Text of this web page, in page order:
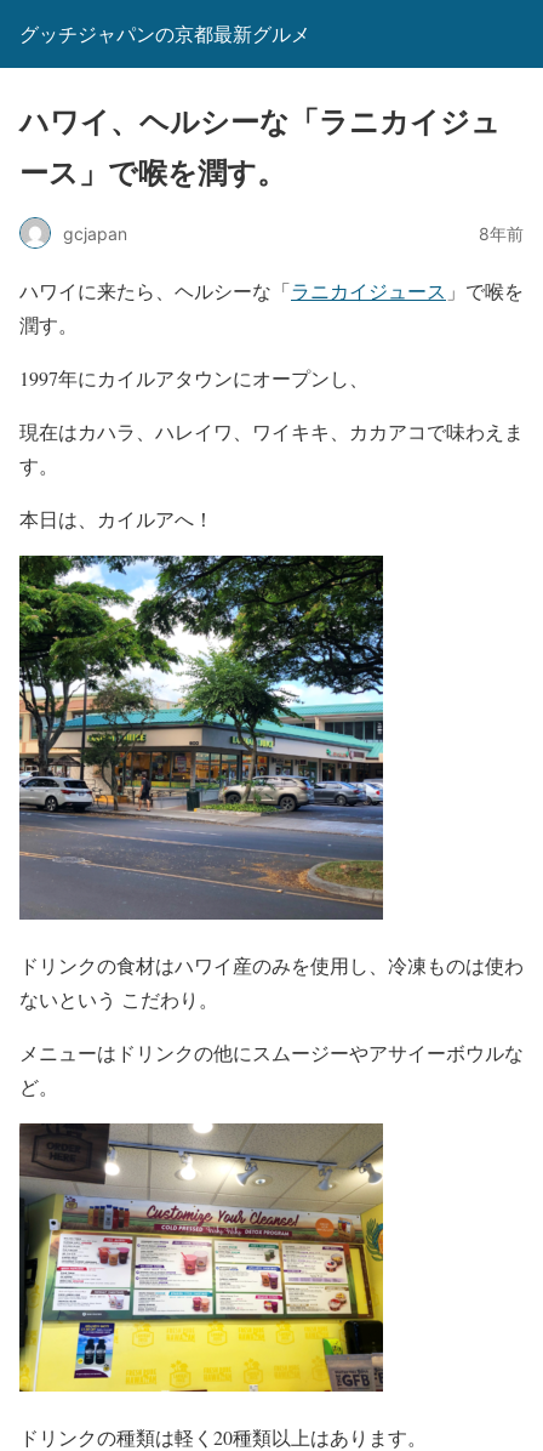
グッチジャパンの京都最新グルメ
ハワイ、ヘルシーな「ラニカイジュ
ース」で喉を潤す。
gcjapan 8年前
ハワイに来たら、ヘルシーな「ラニカイジュース 」で喉を
潤す。
1997年にカイルアタウンにオープンし、
現在はカハラ、ハレイワ、ワイキキ、カカアコで味わえま
す。
本日は、カイルアへ！
ドリンクの食材はハワイ産のみを使用し、冷凍ものは使わ
ないという こだわり。
メニューはドリンクの他にスムージーやアサイーボウルな
ど。
ドリンクの種類は軽く20種類以上はあります。